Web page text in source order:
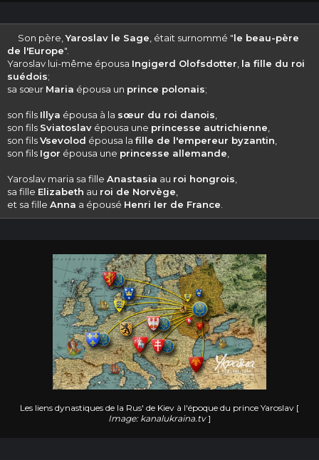
Son père,Yaroslav le Sage, était surnommé "le beau-père
de l'Europe".
Yaroslav lui-même épousa Ingigerd Olofsdotter, la fille du roi
suédois;
sa sœur Maria épousa un prince polonais;
son fils Illya épousa à la sœur du roi danois,
son fils Sviatoslav épousa une princesse autrichienne,
son filsVsevolod épousa la fille de l'empereur byzantin,
son fils Igor épousa une princesse allemande,
Yaroslav maria sa fille Anastasia au roi hongrois,
sa fille Elizabeth au roi de Norvège,
et sa fille Anna a épousé Henri Ier de France.
Les liens dynastiques de la Rus' de Kiev à l'époque du prince Yaroslav [
Image: kanalukraina.tv]